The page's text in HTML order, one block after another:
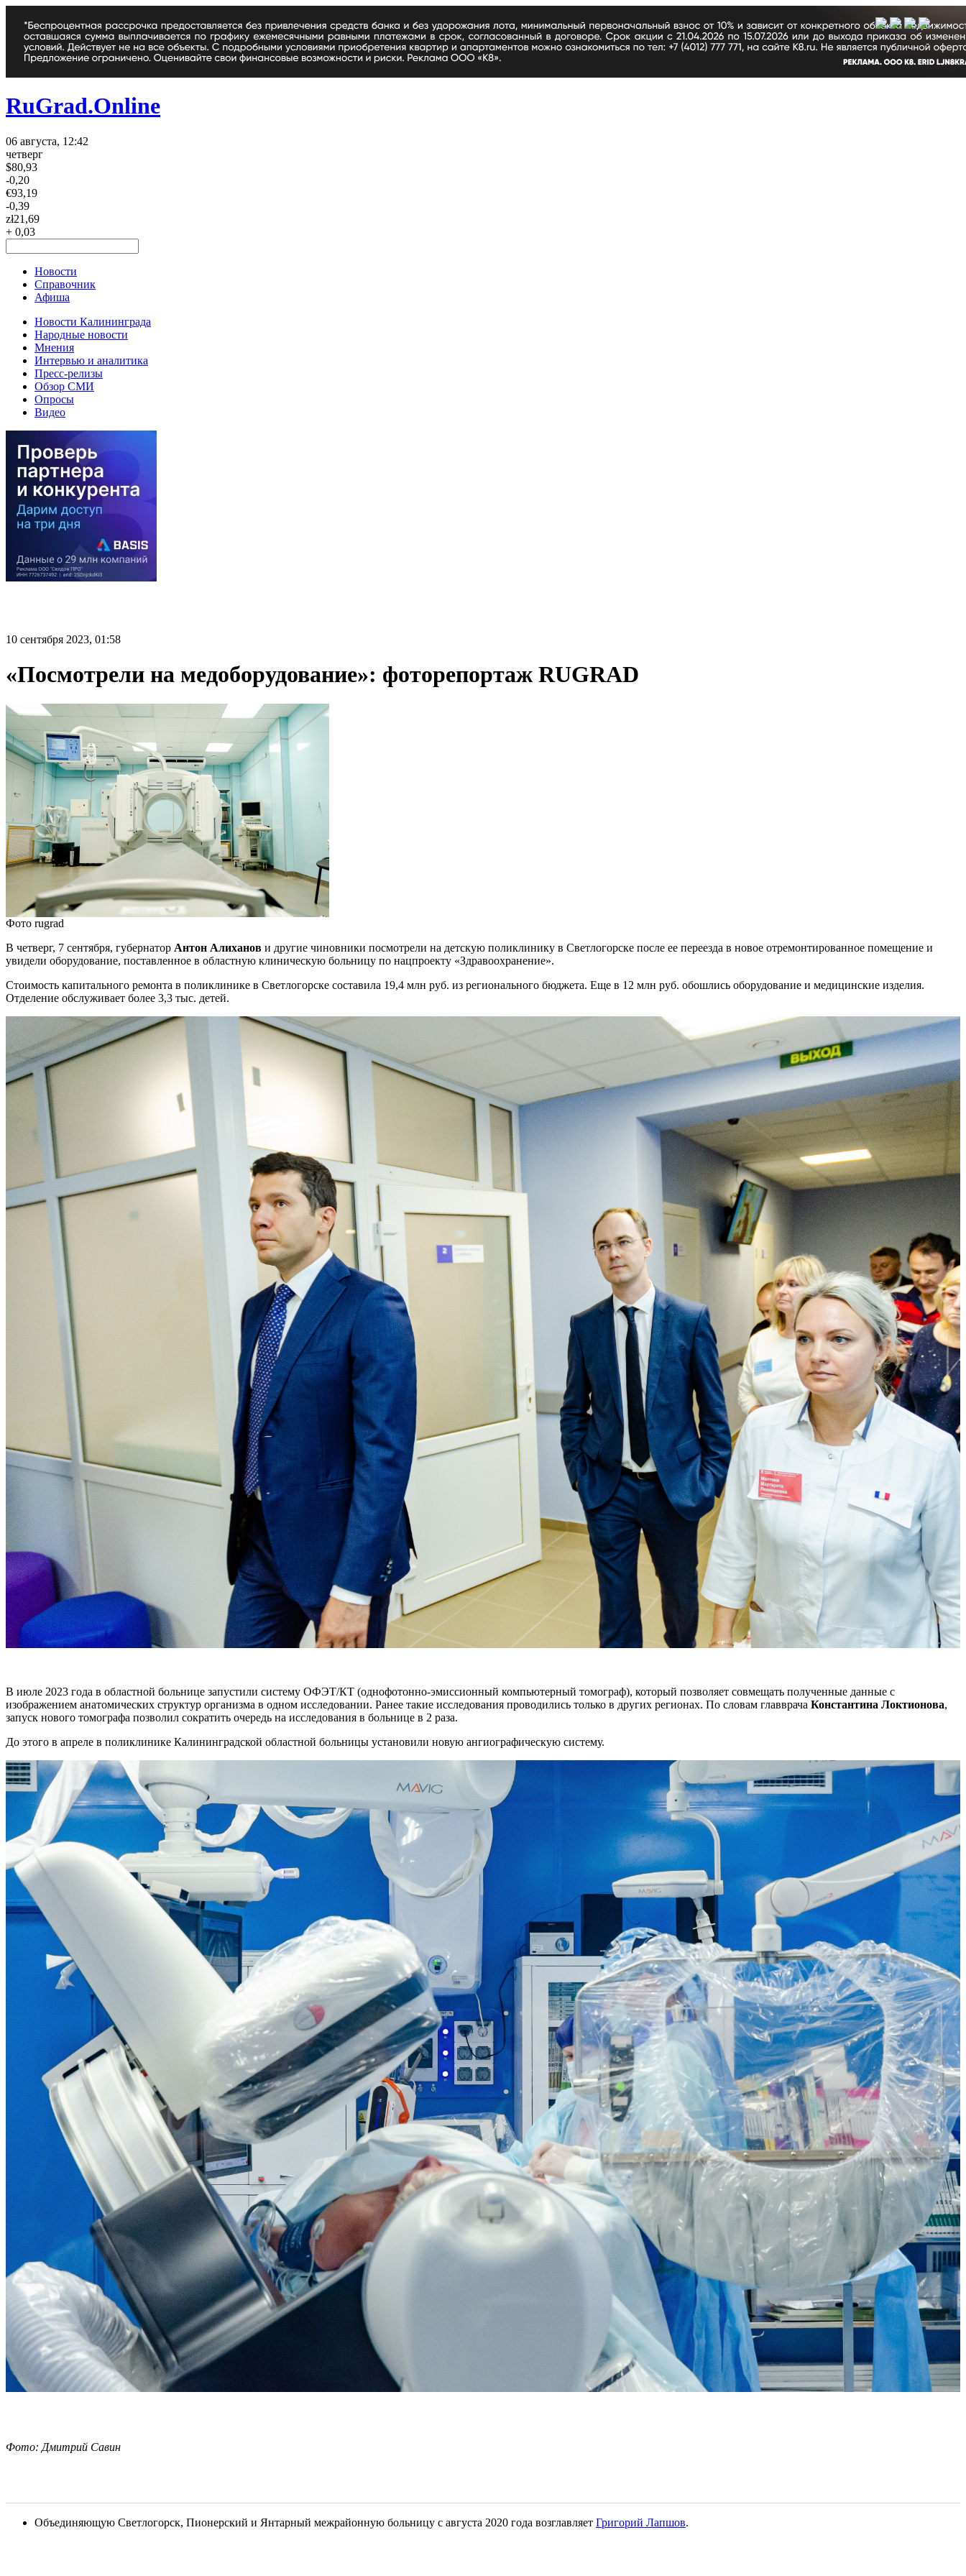
RuGrad.Online
06 августа, 12:42
четверг
$80,93
-0,20
€93,19
-0,39
zł21,69
+ 0,03
Новости
Справочник
Афиша
Новости Калининграда
Народные новости
Мнения
Интервью и аналитика
Пресс-релизы
Обзор СМИ
Опросы
Видео
10 сентября 2023, 01:58
«Посмотрели на медоборудование»: фоторепортаж RUGRAD
Фото rugrad
В четверг, 7 сентября, губернатор Антон Алиханов и другие чиновники посмотрели на детскую поликлинику в Светлогорске после ее переезда в новое отремонтированное помещение и
увидели оборудование, поставленное в областную клиническую больницу по нацпроекту «Здравоохранение».
Стоимость капитального ремонта в поликлинике в Светлогорске составила 19,4 млн руб. из регионального бюджета. Еще в 12 млн руб. обошлись оборудование и медицинские изделия.
Отделение обслуживает более 3,3 тыс. детей.
В июле 2023 года в областной больнице запустили систему ОФЭТ/КТ (однофотонно-эмиссионный компьютерный томограф), который позволяет совмещать полученные данные с
изображением анатомических структур организма в одном исследовании. Ранее такие исследования проводились только в других регионах. По словам главврача Константина Локтионова,
запуск нового томографа позволил сократить очередь на исследования в больнице в 2 раза.
До этого в апреле в поликлинике Калининградской областной больницы установили новую ангиографическую систему.
Фото: Дмитрий Савин
Объединяющую Светлогорск, Пионерский и Янтарный межрайонную больницу с августа 2020 года возглавляет Григорий Лапшов.